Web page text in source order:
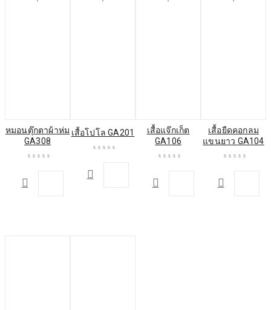
หมอนตุ๊กตาผ้าห่ม
GA308
เสื้อโปโล GA201
เสื้อแจ๊กเก็ต
GA106
เสื้อยืดคอกลม
แขนยาว GA104